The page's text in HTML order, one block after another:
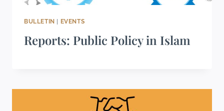
BULLETIN | EVENTS
Reports: Public Policy in Islam